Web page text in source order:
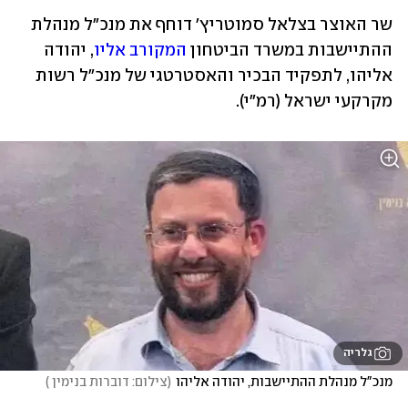
ההתיישבות במשרד הביטחון המקורב אליו
מקרקעי ישראל (רמ"י).
גלריה
מנכ"ל מנהלת ההתיישבות, יהודה אליהו (צילום: דוברות בנימין )